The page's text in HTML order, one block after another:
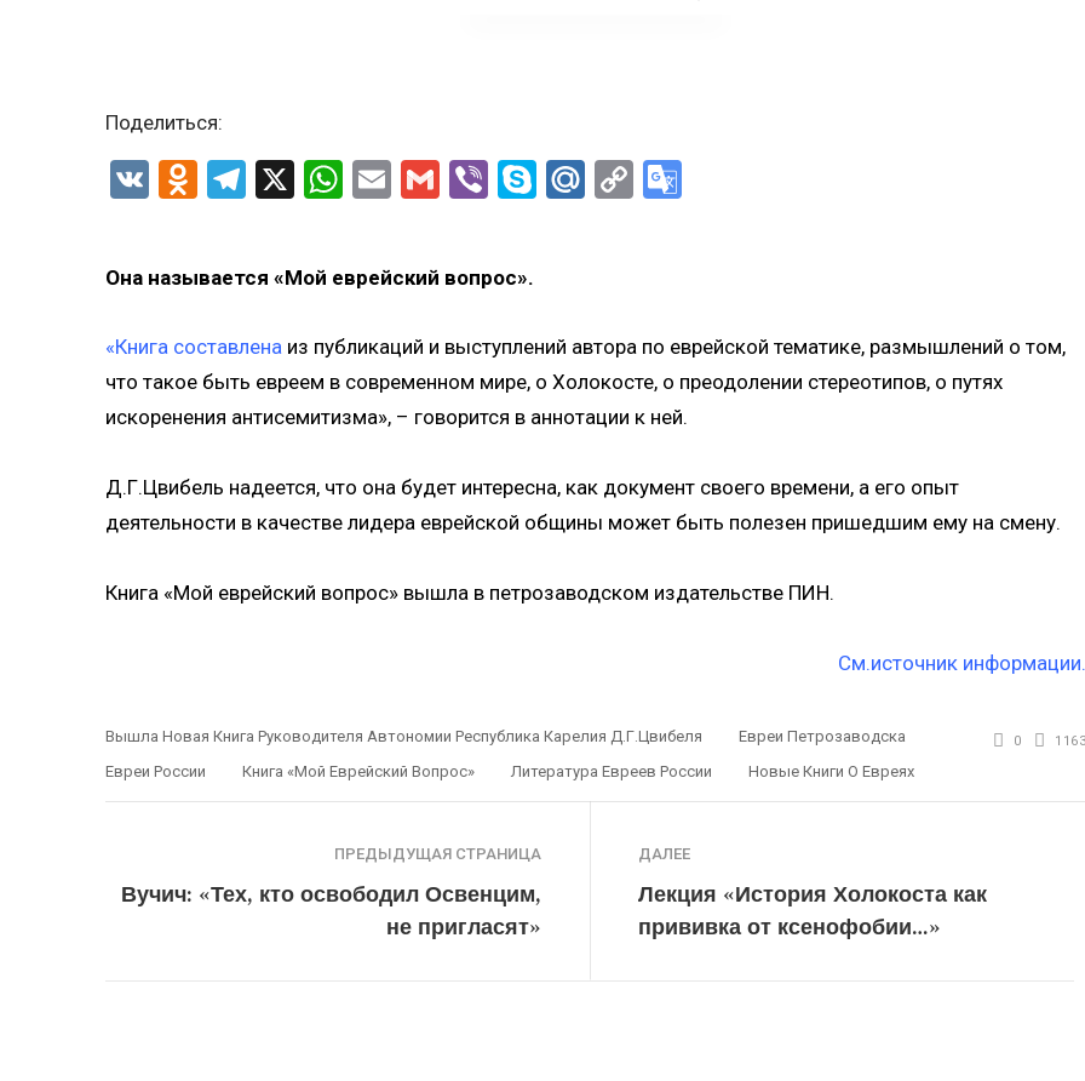
Поделиться:
VK Odnoklassniki
Telegram
X WhatsApp
EmailGmailViberSkypeMail.Ru
Copy
Она называется «Мой еврейский вопрос».
«Книга составлена из публикаций и выступлений автора по еврейской тематике, размышлений о том,
что такое быть евреем в современном мире, о Холокосте, о преодолении стереотипов, о путях
искоренения антисемитизма», – говорится в аннотации к ней.
Д.Г.Цвибель надеется, что она будет интересна, как документ своего времени, а его опыт
деятельности в качестве лидера еврейской общины может быть полезен пришедшим ему на смену.
Книга «Мой еврейский вопрос» вышла в петрозаводском издательстве ПИН.
См.источник информации.
Вышла Новая Книга Руководителя Автономии Республика Карелия Д.Г.Цвибеля
Евреи Петрозаводска
Евреи России
Книга «Мой Еврейский Вопрос» Литература Евреев России Новые Книги О Евреях
0 1163
ПРЕДЫДУЩАЯ СТРАНИЦА
Вучич: «Тех, кто освободил Освенцим,
не пригласят»
ДАЛЕЕ
Лекция «История Холокоста как
прививка от ксенофобии…»